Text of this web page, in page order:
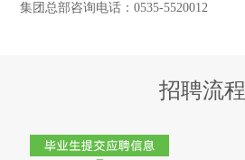
集团总部咨询电话：0535-5520012
招聘流程